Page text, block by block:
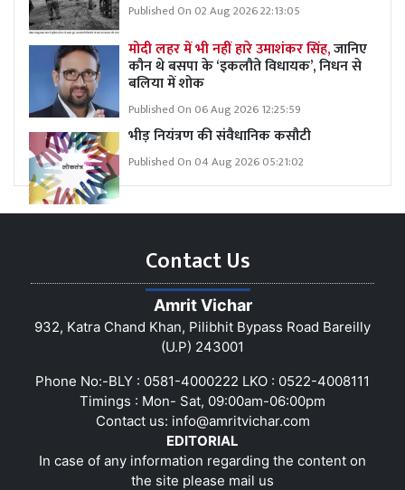
Published On 02 Aug 2026 22:13:05
मोदी लहर में भी नहीं हारे उमाशंकर सिंह,जानिए
कौन थे बसपा के ‘इकलौते विधायक’, निधन से
बलिया में शोक
Published On 06 Aug 2026 12:25:59
भीड़ नियंत्रण की संवैधानिक कसौटी
Published On 04 Aug 2026 05:21:02
Contact Us
Amrit Vichar
932, Katra Chand Khan, Pilibhit Bypass Road Bareilly
(U.P) 243001
Phone No:-BLY : 0581-4000222 LKO : 0522-4008111
Timings : Mon- Sat, 09:00am-06:00pm
Contact us: info@amritvichar.com
EDITORIAL
In case of any information regarding the content on
the site please mail us